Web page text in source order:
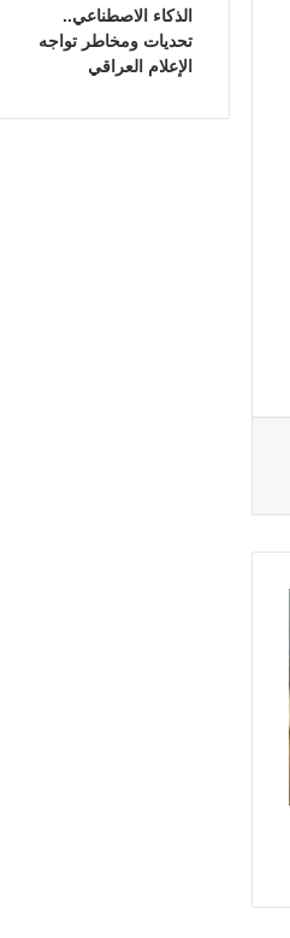
الذكاء الاصطناعي..
تحديات ومخاطر تواجه
الإعلام العراقي